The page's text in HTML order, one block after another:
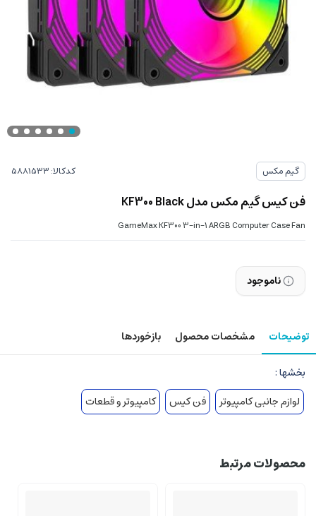
گیم مکس کدکالا:
فن کیس گیم مکس مدل KF300 Black
GameMax KF300 3-in-1 ARGB Computer Case Fan
ناموجود
توضیحات مشخصات محصول بازخوردها
بخشها :
لوازم جانبی کامپیوتر
فن کیس کامپیوتر و قطعات
محصولات مرتبط